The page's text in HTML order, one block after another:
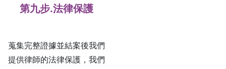
第九步.法律保護
蒐集完整證據並結案後我們
提供律師的法律保護，我們